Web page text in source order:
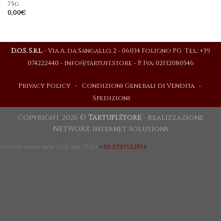
75g
0,00€
D.O.S. S.r.l.- Via A. da Sangallo, 2 - 06034 Foligno PG Tel.: +39
074222440 - info@tartufi.store - P. Iva: 02132080546
Privacy Policy - Condizioni Generali di Vendita-
Spedizioni
Copyright 2026 © Tartufi.Store- Realizzazione
NETWORX Internet Solutions
Servizio attivo dalle 9:00 alle 17:00 +39 3701132514